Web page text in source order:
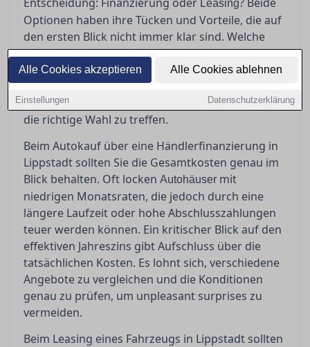
Alle Cookies akzeptieren Alle Cookies ablehnen
Einstellungen Datenschutzerklärung
Leasing
Optionen haben ihre Tücken und Vorteile, die auf
den ersten Blick nicht immer klar sind. Welche
Kosten wirklich auf Sie zukommen und welche
Lösung als Privatkunde am meisten Sinn macht,
erfahren Sie hier. Bevor Sie unterschreiben,
sollten Sie genau wissen, worauf es ankommt, um
die richtige Wahl zu treffen.
Beim Autokauf über eine Händlerfinanzierung in
Lippstadt sollten Sie die Gesamtkosten genau im
Blick behalten. Oft locken Autohäuser mit
niedrigen Monatsraten, die jedoch durch eine
längere Laufzeit oder hohe Abschlusszahlungen
teuer werden können. Ein kritischer Blick auf den
effektiven Jahreszins gibt Aufschluss über die
tatsächlichen Kosten. Es lohnt sich, verschiedene
Angebote zu vergleichen und die Konditionen
genau zu prüfen, um unpleasant surprises zu
vermeiden.
Beim Leasing eines Fahrzeugs in Lippstadt sollten